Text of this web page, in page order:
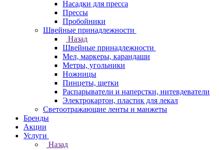
Насадки для пресса
Прессы
Пробойники
Швейные принадлежности
Назад
Швейные принадлежности
Мел, маркеры, карандаши
Метры, угольники
Ножницы
Пинцеты, щетки
Распарыватели и наперстки, нитевдеватели
Электрокартон, пластик для лекал
Светоотражающие ленты и манжеты
Бренды
Акции
Услуги
Назад